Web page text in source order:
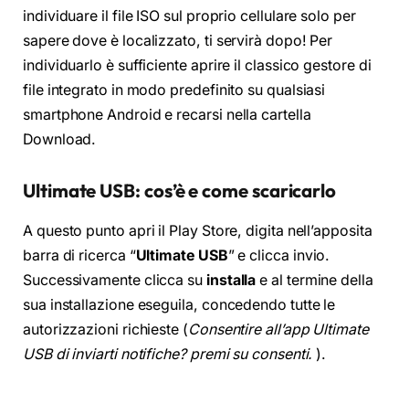
individuare il file ISO sul proprio cellulare solo per
sapere dove è localizzato, ti servirà dopo! Per
individuarlo è sufficiente aprire il classico gestore di
file integrato in modo predefinito su qualsiasi
smartphone Android e recarsi nella cartella
Download.
Ultimate USB: cos’è e come scaricarlo
A questo punto apri il Play Store, digita nell’apposita
barra di ricerca “Ultimate USB” e clicca invio.
Successivamente clicca su installae al termine della
sua installazione eseguila, concedendo tutte le
autorizzazioni richieste (Consentire all’app Ultimate
USB di inviarti notifiche? premi su consenti. ).